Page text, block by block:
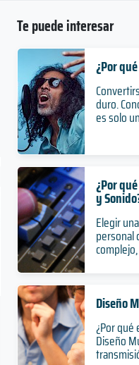
Te puede interesar
¿Por
duro.
es solo
¿Por
y
Elegir
personal
Diseño
¿Por qué
Diseño